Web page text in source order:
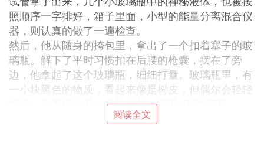
照顺序一字排好，箱子里面，小型的能量分离混合仪
器，则认真的做了一遍检查。
然后，他从随身的挎包里，拿出了一个扣着塞子的玻
璃瓶。解下了平时习惯扣在后腰的枪囊，摆在了旁
边，他拿起了这个玻璃瓶，细细打量。玻璃瓶里，有
一小块黑色的物质，看起来像是树皮，但偶尔会轻轻
蠕动。上面还贴着一小块标签，写着“废楼”字样。
《我一个人砍翻末世》作者：新丰
阅读全文